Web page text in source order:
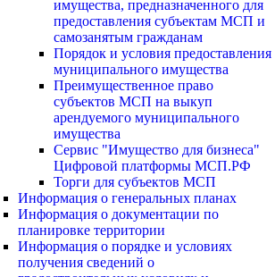
имущества, предназначенного для
предоставления субъектам МСП и
самозанятым гражданам
Порядок и условия предоставления
муниципального имущества
Преимущественное право
субъектов МСП на выкуп
арендуемого муниципального
имущества
Сервис "Имущество для бизнеса"
Цифровой платформы МСП.РФ
Торги для субъектов МСП
Информация о генеральных планах
Информация о документации по
планировке территории
Информация о порядке и условиях
получения сведений о